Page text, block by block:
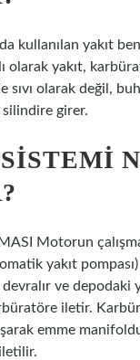
kullanılan yakıt
olarak yakıt,
sıvı olarak değil,
silindire girer.
Motorun
yakıt
ve depodaki
iletir.
emme